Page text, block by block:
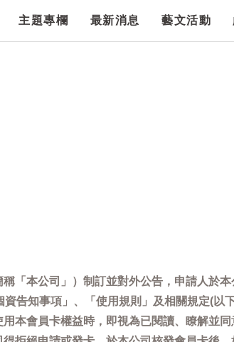
主題專欄 最新消息 藝文活動
「本公司」）制訂並對外公告，申請人於
告知事項」、「使用規則」及相關規定(以
本會員卡權益時，即視為已閱讀、瞭解並同